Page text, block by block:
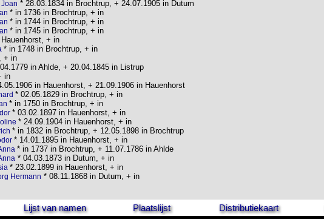
Joan * 28.03.1834 in Brochtrup, + 24.07.1905 in Dutum
* in 1736 in Brochtrup, + in
* in 1744 in Brochtrup, + in
* in 1745 in Brochtrup, + in
+ in
* in 1748 in Brochtrup, + in
+ in
in Ahlde, + 20.04.1845 in Listrup
in
in Hauenhorst, + 21.09.1906 in Hauenhorst
* 02.05.1829 in Brochtrup, + in
* in 1750 in Brochtrup, + in
* 03.02.1897 in Hauenhorst, + in
* 24.09.1904 in Hauenhorst, + in
* in 1832 in Brochtrup, + 12.05.1898 in Brochtrup
* 14.01.1895 in Hauenhorst, + in
* in 1737 in Brochtrup, + 11.07.1786 in Ahlde
* 04.03.1873 in Dutum, + in
* 23.02.1899 in Hauenhorst, + in
Hermann * 08.11.1868 in Dutum, + in
Lijst van namen Plaatslijst Distributiekaart